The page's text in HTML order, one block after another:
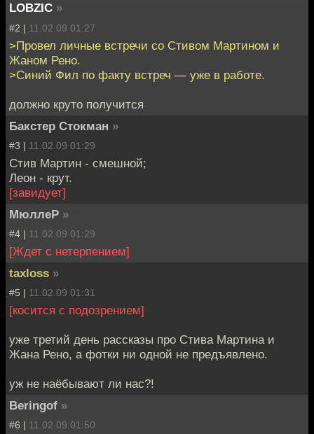
LOBZIC »
#2 | 11.02.09 01:27
>Провел личные встречи со Стивом Мартином и
Жаном Рено.
>Синий Фил по факту встреч — уже в работе.
должно круто получится
Бакстер Стокман »
#3 | 11.02.09 01:29
Стив Мартин - смешной;
Леон - крут.
[завидует]
МюллеР »
#4 | 11.02.09 01:29
[Ждет с нетерпением]
taxloss »
#5 | 11.02.09 01:31
[косится с подозрением]
уже третий день рассказы про Стива Мартина и
Жана Рено, а фотки ни одной не предъявлено.
уж не наёбывают ли нас?!
Beringof »
#6 | 11.02.09 01:50